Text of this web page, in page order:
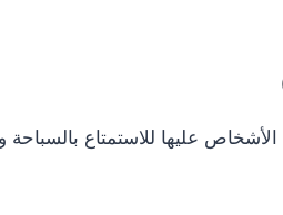
عليها للاستمتاع